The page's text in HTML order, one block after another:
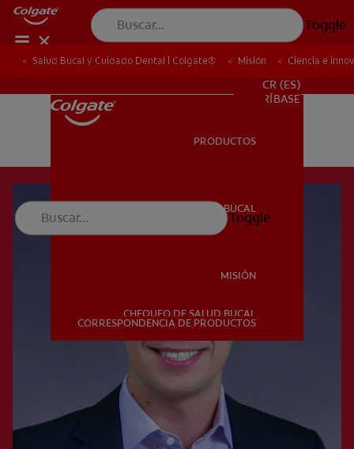
Toggle
SALUD BUCAL
CORRESPONDENCIA DE PRODUCTOS
CR (ES)
SUSCRÍBASE
PRODUCTOS
SALUD BUCAL
MISIÓN
CHEQUEO DE SALUD BUCAL
CORRESPONDENCIA DE PRODUCTOS
Toggle
Salud Bucal y Cuidado Dental | Colgate® Misión Ciencia e